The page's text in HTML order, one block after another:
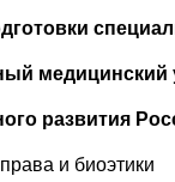
медицинский
развития
и биоэтики